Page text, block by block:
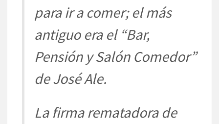
para ir a comer; el más
antiguo era el “Bar,
Pensión y Salón Comedor”
de José Ale.
La firma rematadora de